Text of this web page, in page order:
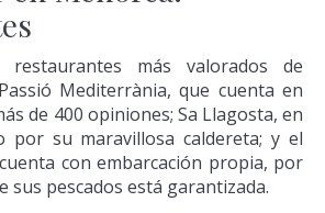
más valorados de
Mediterrània, que cuenta en
de 400 opiniones; Sa Llagosta, en
por su maravillosa caldereta; y el
con embarcación propia, por
sus pescados está garantizada.